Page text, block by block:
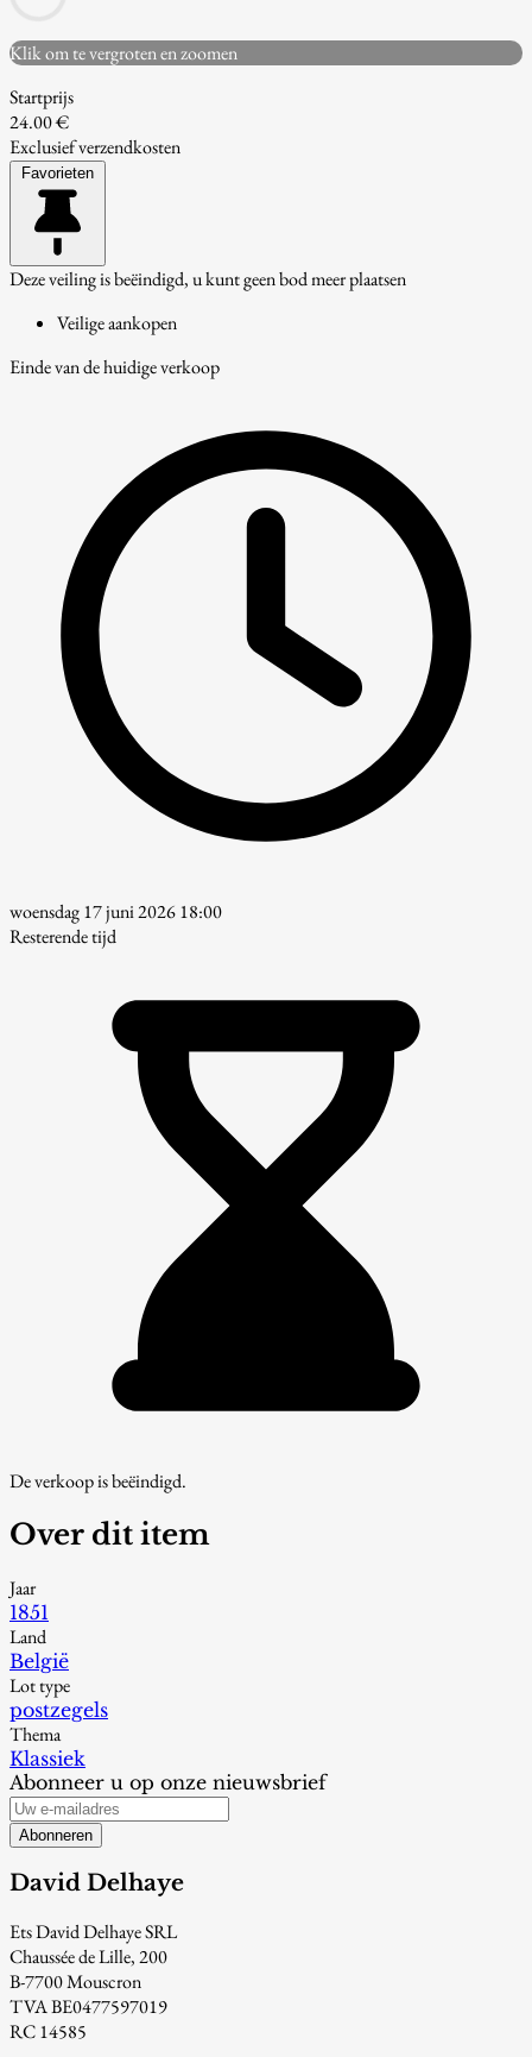
Klik om te vergroten en zoomen
Startprijs
24.00 €
Exclusief verzendkosten
Favorieten
Deze veiling is beëindigd, u kunt geen bod meer plaatsen
Veilige aankopen
Einde van de huidige verkoop
woensdag 17 juni 2026 18:00
Resterende tijd
De verkoop is beëindigd.
Over dit item
Jaar
1851
Land
België
Lot type
postzegels
Thema
Klassiek
Abonneer u op onze nieuwsbrief
Abonneren
David Delhaye
Ets David Delhaye SRL
Chaussée de Lille, 200
B-7700 Mouscron
TVA BE0477597019
RC 14585